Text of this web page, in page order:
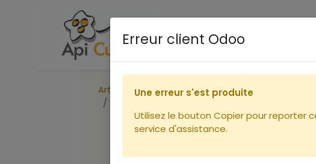
Accueil Boutique
Articles
Erreur client Odoo
Une erreur s'est produite
Utilisez le bouton Copier pour reporter
service d'assistance.